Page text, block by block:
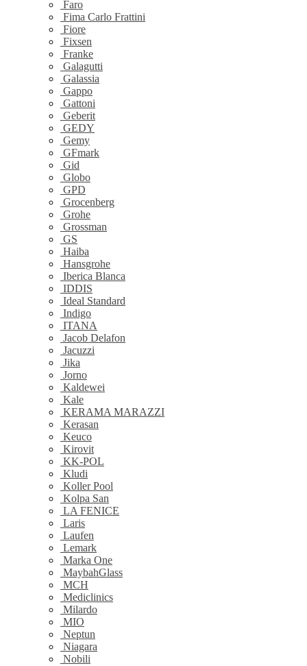
Faro
Fima Carlo Frattini
Fiore
Fixsen
Franke
Galagutti
Galassia
Gappo
Gattoni
Geberit
GEDY
Gemy
GFmark
Gid
Globo
GPD
Grocenberg
Grohe
Grossman
GS
Haiba
Hansgrohe
Iberica Blanca
IDDIS
Ideal Standard
Indigo
ITANA
Jacob Delafon
Jacuzzi
Jika
Jorno
Kaldewei
Kale
KERAMA MARAZZI
Kerasan
Keuco
Kirovit
KK-POL
Kludi
Koller Pool
Kolpa San
LA FENICE
Laris
Laufen
Lemark
Marka One
MaybahGlass
MCH
Mediclinics
Milardo
MIO
Neptun
Niagara
Nobili